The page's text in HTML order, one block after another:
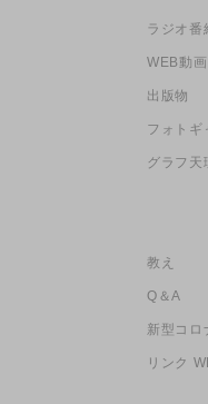
ラジオ番
WEB動画
出版物
フォトギ
グラフ天
教え
Q＆A
新型コロ
リンク